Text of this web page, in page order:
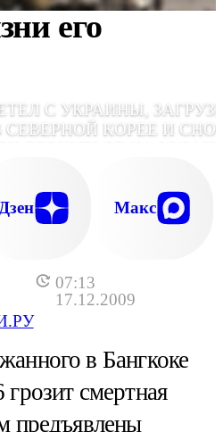
07:13
17.12.2009
его
С УКРАИНЫ,
КОРЕЕ И
Дзен Макс
в Бангкоке
смертная
предъявлены